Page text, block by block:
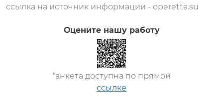
ссылка на источник информации - operetta.su
Оцените нашу работу
*анкета доступна по прямой
ссылке